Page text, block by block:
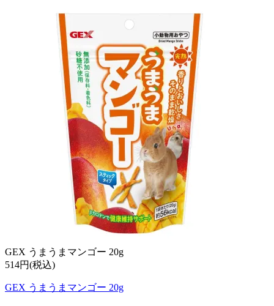
GEX うまうまマンゴー 20g
514円(税込)
GEX うまうまマンゴー 20g